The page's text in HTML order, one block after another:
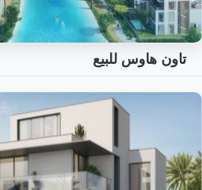
تاون هاوس للبيع